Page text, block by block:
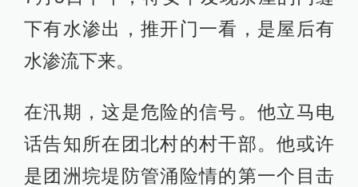
下有水渗出，推开门一看，是屋后有
水渗流下来。
在汛期，这是危险的信号。他立马电
话告知所在团北村的村干部。他或许
是团洲垸堤防管涌险情的第一个目击